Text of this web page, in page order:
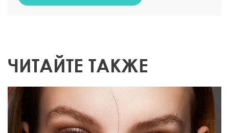
ЧИТАЙТЕ ТАКЖЕ